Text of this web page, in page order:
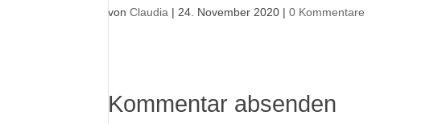
vonClaudia | 24. November 2020 |0 Kommentare
Kommentar absenden